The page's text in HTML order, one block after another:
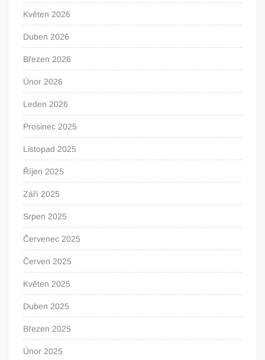
Květen 2026
Duben 2026
Březen 2026
Únor 2026
Leden 2026
Prosinec 2025
Listopad 2025
Říjen 2025
Září 2025
Srpen 2025
Červenec 2025
Červen 2025
Květen 2025
Duben 2025
Březen 2025
Únor 2025